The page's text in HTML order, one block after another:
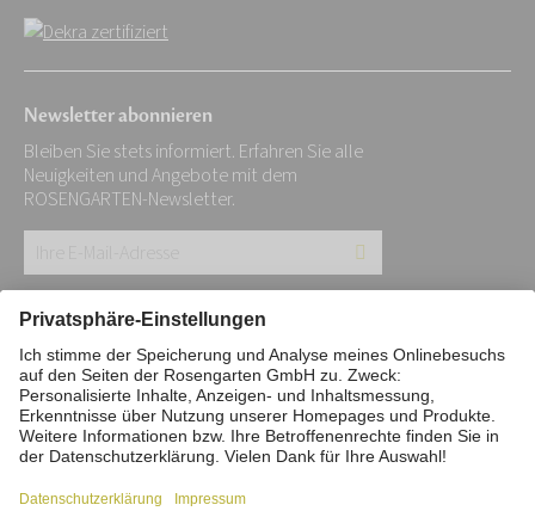
Newsletter abonnieren
Bleiben Sie stets informiert. Erfahren Sie alle
Neuigkeiten und Angebote mit dem
ROSENGARTEN-Newsletter.
E-
Mail-
Adresse:
*
Impressum Datenschutz
Stiftung
Interne Meldestelle
Zahlungsmittel
Barrierefreiheitserklärung
Vertrag widerrufen